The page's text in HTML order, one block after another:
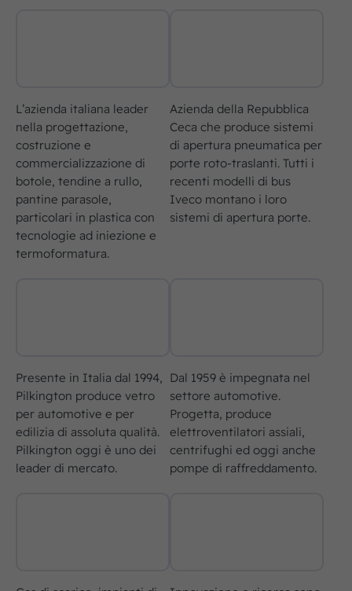
L’azienda italiana leader
nella progettazione,
costruzione e
commercializzazione di
botole, tendine a rullo,
pantine parasole,
particolari in plastica con
tecnologie ad iniezione e
termoformatura.
Azienda della Repubblica
Ceca che produce sistemi
di apertura pneumatica per
porte roto-traslanti. Tutti i
recenti modelli di bus
Iveco montano i loro
sistemi di apertura porte.
Presente in Italia dal 1994,
Pilkington produce vetro
per automotive e per
edilizia di assoluta qualità.
Pilkington oggi è uno dei
leader di mercato.
Dal 1959 è impegnata nel
settore automotive.
Progetta, produce
elettroventilatori assiali,
centrifughi ed oggi anche
pompe di raffreddamento.